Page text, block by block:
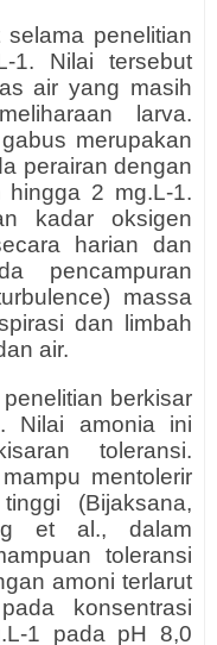
penelitian
1. Nilai tersebut
air yang masih
larva.
merupakan
perairan dengan
hingga 2 mg.L-1.
kadar oksigen
harian dan
pencampuran
massa
dan limbah
air.
berkisar
Nilai amonia ini
toleransi.
mentolerir
(Bijaksana,
et al., dalam
toleransi
amoni terlarut
konsentrasi
1 pada pH 8,0